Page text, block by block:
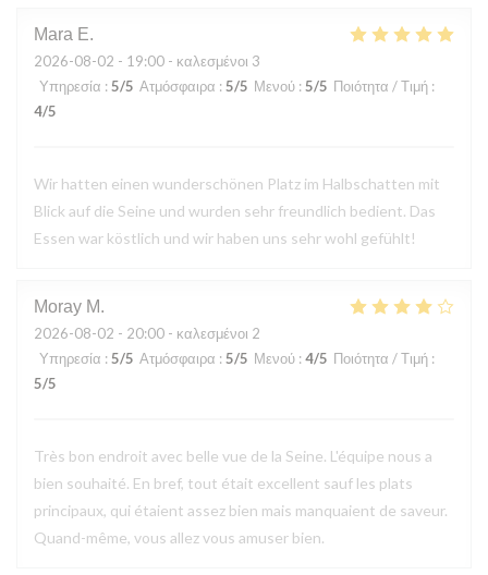
Mara E
2026-08-02 - 19:00 - καλεσμένοι 3
Υπηρεσία : 5/5 Ατμόσφαιρα : 5/5 Μενού : 5/5 Ποιότητα / Τιμή :
4/5
Wir hatten einen wunderschönen Platz im Halbschatten mit
Blick auf die Seine und wurden sehr freundlich bedient. Das
Essen war köstlich und wir haben uns sehr wohl gefühlt!
Moray M
2026-08-02 - 20:00 - καλεσμένοι 2
Υπηρεσία : 5/5 Ατμόσφαιρα : 5/5 Μενού : 4/5 Ποιότητα / Τιμή :
5/5
Très bon endroit avec belle vue de la Seine. L'équipe nous a
bien souhaité. En bref, tout était excellent sauf les plats
principaux, qui étaient assez bien mais manquaient de saveur.
Quand-même, vous allez vous amuser bien.